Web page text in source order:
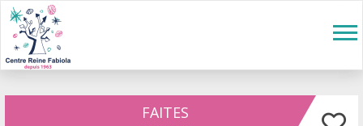
Aller au contenu principal
FAITES